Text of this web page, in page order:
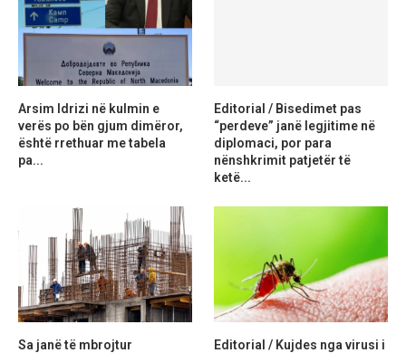
Arsim Idrizi në kulmin e
verës po bën gjum dimëror,
është rrethuar me tabela
pa...
Editorial / Bisedimet pas
“perdeve” janë legjitime në
diplomaci, por para
nënshkrimit patjetër të
ketë...
Sa janë të mbrojtur
Editorial / Kujdes nga virusi i